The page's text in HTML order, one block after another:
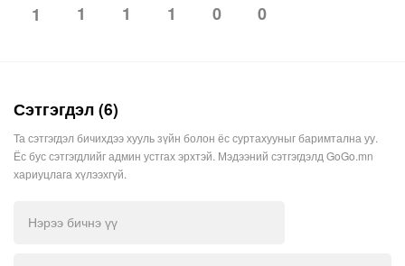
1 1 1 1 0 0
Сэтгэгдэл (6)
Та сэтгэгдэл бичихдээ хууль зүйн болон ёс суртахууныг баримтална уу.
Ёс бус сэтгэгдлийг админ устгах эрхтэй. Мэдээний сэтгэгдэлд GoGo.mn
хариуцлага хүлээхгүй.